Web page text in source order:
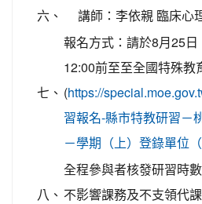
六、
講師：李依親 臨床心
七、
報名方式：請於8月25
12:00前至至全國特殊教
(https://
習報名-縣市特教研習－
－學期（上）登錄單位
八、
全程參與者核發研習時
不影響課務及不支領代